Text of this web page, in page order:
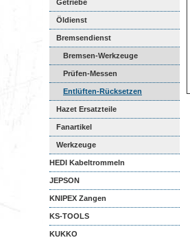
Getriebe
Öldienst
Bremsendienst
Bremsen-Werkzeuge
Prüfen-Messen
Entlüften-Rücksetzen
Hazet Ersatzteile
Fanartikel
Werkzeuge
HEDI Kabeltrommeln
JEPSON
KNIPEX Zangen
KS-TOOLS
KUKKO